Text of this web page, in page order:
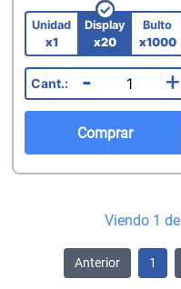
Unidad
x1
Display
x20
Bulto
x1000
- +
Comprar
Viendo 1
Anterior 1